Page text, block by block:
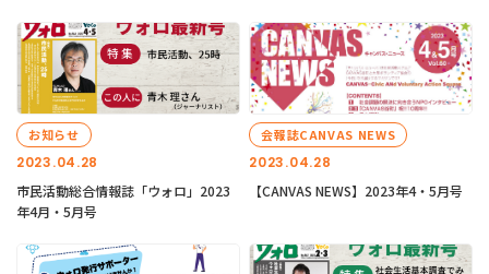
2023.04.28
お知らせ
市民活動総合情報誌「ウォロ」2023
年4月・5月号
2023.04.28
会報誌CANVAS NEWS
【CANVAS NEWS】2023年4・5月号